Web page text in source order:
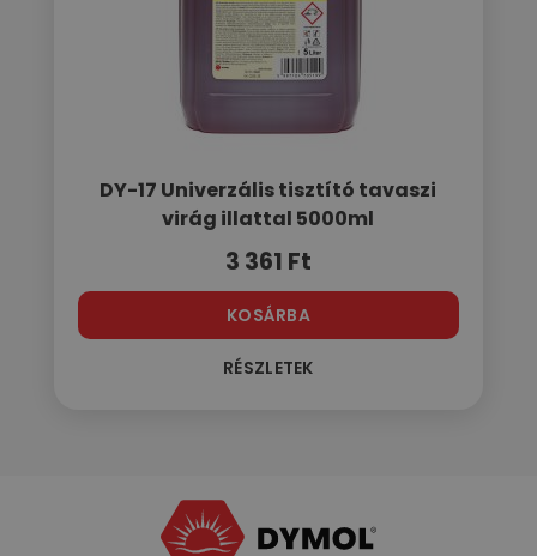
DY-17 Univerzális tisztító tavaszi
virág illattal 5000ml
3 361 Ft
KOSÁRBA
RÉSZLETEK